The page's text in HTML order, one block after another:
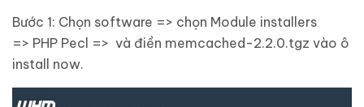
Bước 1: Chọn software => chọn Module installers
=> PHP Pecl => và điền memcached-2.2.0.tgz vào ô
install now.